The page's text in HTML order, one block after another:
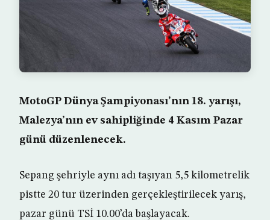
MotoGP Dünya Şampiyonası’nın 18. yarışı,
Malezya’nın ev sahipliğinde 4 Kasım Pazar
günü düzenlenecek.
Sepang şehriyle aynı adı taşıyan 5,5 kilometrelik
pistte 20 tur üzerinden gerçekleştirilecek yarış,
pazar günü TSİ 10.00’da başlayacak.